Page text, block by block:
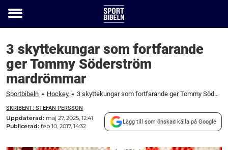
Toggle
3 skyttekungar som fortfarande
ger Tommy Söderström
mardrömmar
Sportbibeln » Hockey » 3 skyttekungar som fortfarande ger Tommy Söderström mardrömmar
SKRIBENT: STEFAN PERSSON
Uppdaterad: maj 27, 2025, 12:41
Publicerad: feb 10, 2017, 14:32
Lägg till som önskad källa på Google